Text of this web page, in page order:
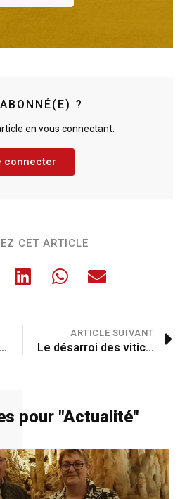
?
en vous connectant.
connecter
CET ARTICLE
Modalités du scrutin en France
ARTICLE SUIVANT
Le désarroi des viticulteurs
pour "Actualité"